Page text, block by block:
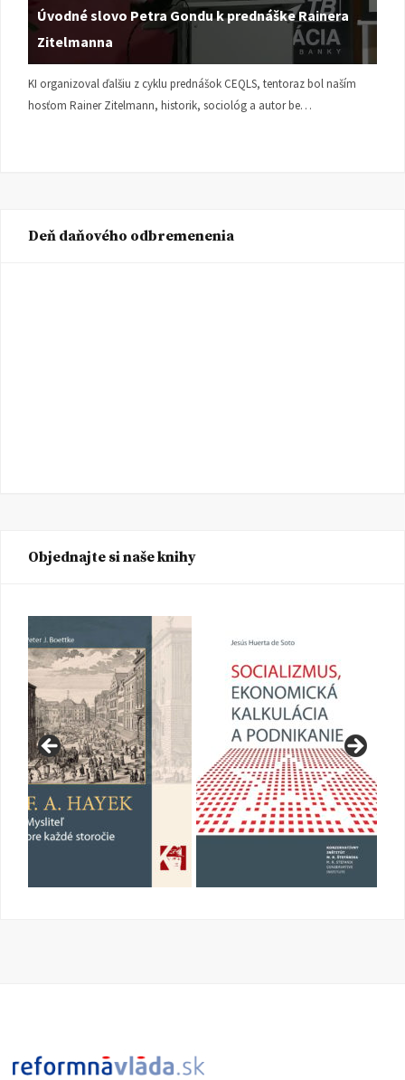
Úvodné slovo Petra Gondu k prednáške Rainera
Zitelmanna
KI organizoval ďalšiu z cyklu prednášok CEQLS, tentoraz bol naším
hosťom Rainer Zitelmann, historik, sociológ a autor be…
Deň daňového odbremenenia
Objednajte si naše knihy